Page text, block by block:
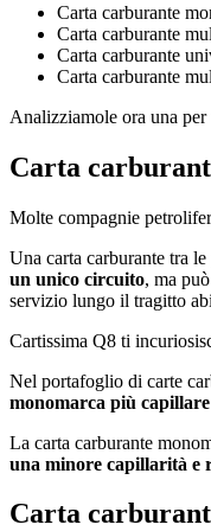
Carta carburante
Carta carburante
Carta carburante
Carta carburante
Analizziamole ora una per
Carta
Molte compagnie
Una carta carburante tra
un unico circuito, ma
servizio lungo il tragitto
Cartissima Q8 ti
Nel portafoglio di carte
monomarca più
La carta carburante
una minore capillarità e
Carta